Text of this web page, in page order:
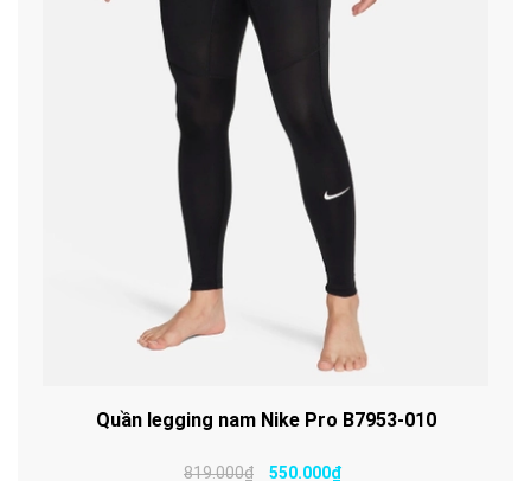
Quần legging nam Nike Pro B7953-010
819.000₫ 550.000₫